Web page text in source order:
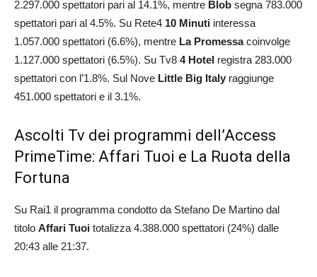
2.297.000 spettatori pari al 14.1%, mentre Blob segna 783.000
spettatori pari al 4.5%. Su Rete4 10 Minuti interessa
1.057.000 spettatori (6.6%), mentre La Promessacoinvolge
1.127.000 spettatori (6.5%). Su Tv8 4 Hotel registra 283.000
spettatori con l’1.8%. Sul Nove Little Big Italy raggiunge
451.000 spettatori e il 3.1%.
Ascolti Tv dei programmi dell’Access
PrimeTime: Affari Tuoi e La Ruota della
Fortuna
Su Rai1 il programma condotto da Stefano De Martino dal
titolo Affari Tuoi totalizza 4.388.000 spettatori (24%) dalle
20:43 alle 21:37.